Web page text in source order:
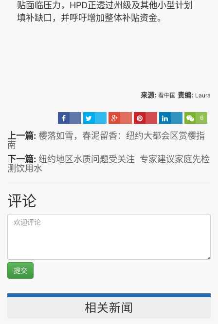
贴面临压力， HPD正透过州级及其他小型计划
填补缺口，并呼吁增加整体补贴资金。
来源: 看中国 责编: Laura
6
上一篇: 樱落如雪，春泥留香：纽约大都会区赏樱指
南
下一篇: 纽约地区水质问题受关注 专家建议家庭先检
测饮用水
评论
提交
相关新闻